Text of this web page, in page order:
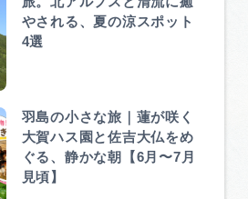
やされる、夏の涼スポット
4選
羽島の小さな旅｜蓮が咲く
大賀ハス園と佐吉大仏をめ
ぐる、静かな朝【6月〜7月
見頃】